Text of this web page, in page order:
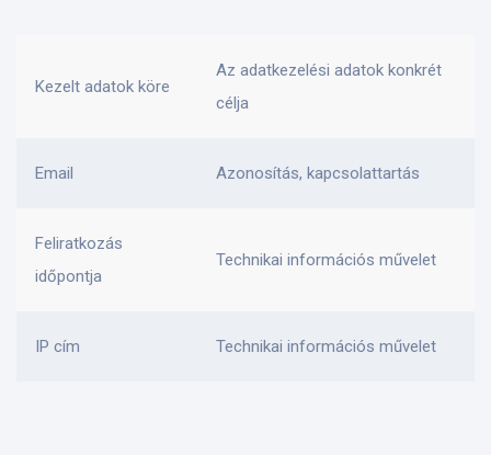
Kezelt adatok köre
Az adatkezelési adatok konkrét
célja
Email Azonosítás, kapcsolattartás
Feliratkozás
időpontja
Technikai információs művelet
IP cím Technikai információs művelet